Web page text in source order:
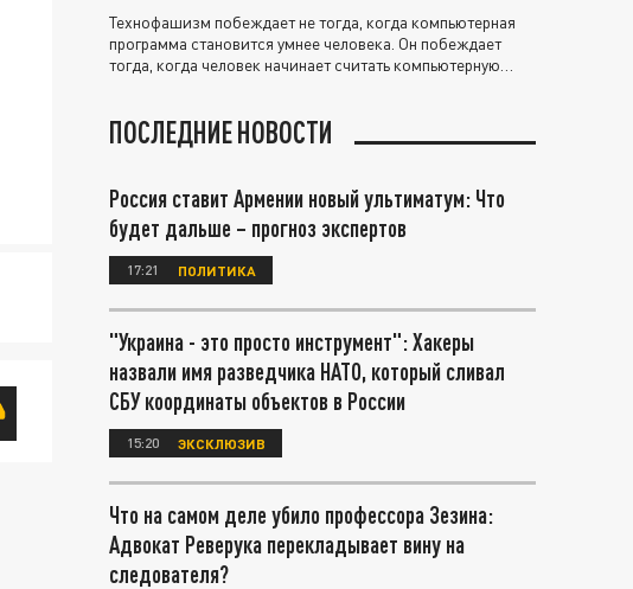
Технофашизм побеждает не тогда, когда компьютерная
программа становится умнее человека. Он побеждает
тогда, когда человек начинает считать компьютерную
ПОСЛЕДНИЕ НОВОСТИ
Россия ставит Армении новый ультиматум: Что
будет дальше – прогноз экспертов
17:21 ПОЛИТИКА
"Украина - это просто инструмент": Хакеры
назвали имя разведчика НАТО, который сливал
СБУ координаты объектов в России
15:20 ЭКСКЛЮЗИВ
Что на самом деле убило профессора Зезина:
Адвокат Реверука перекладывает вину на
следователя?